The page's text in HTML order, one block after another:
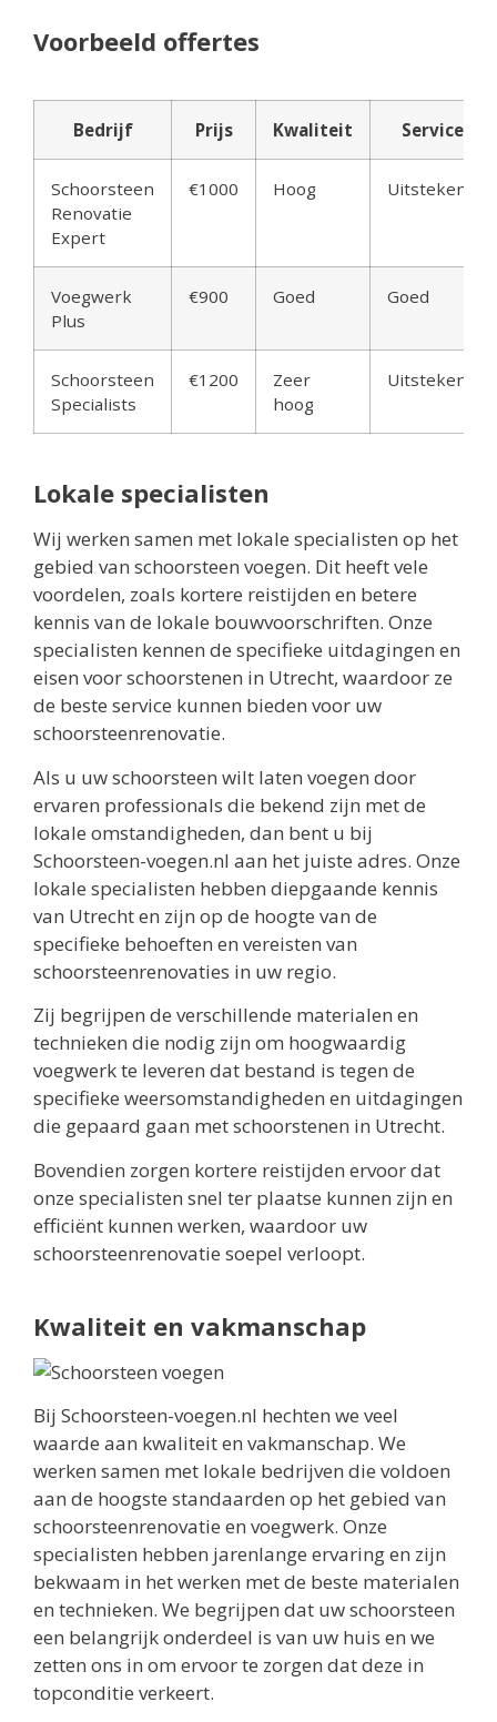
Voorbeeld offertes
Bedrijf Prijs Kwaliteit Service
Schoorsteen
Renovatie
Expert
€1000 Hoog Uitstekend
Voegwerk
Plus
€900 Goed Goed
Schoorsteen
Specialists
€1200
Zeer
hoog
Uitstekend
Lokale specialisten
Wij werken samen met lokale specialisten op het
gebied van schoorsteen voegen. Dit heeft vele
voordelen, zoals kortere reistijden en betere
kennis van de lokale bouwvoorschriften. Onze
specialisten kennen de specifieke uitdagingen en
eisen voor schoorstenen in Utrecht, waardoor ze
de beste service kunnen bieden voor uw
schoorsteenrenovatie.
Als u uw schoorsteen wilt laten voegen door
ervaren professionals die bekend zijn met de
lokale omstandigheden, dan bent u bij
Schoorsteen-voegen.nl aan het juiste adres. Onze
lokale specialisten hebben diepgaande kennis
van Utrecht en zijn op de hoogte van de
specifieke behoeften en vereisten van
schoorsteenrenovaties in uw regio.
Zij begrijpen de verschillende materialen en
technieken die nodig zijn om hoogwaardig
voegwerk te leveren dat bestand is tegen de
specifieke weersomstandigheden en uitdagingen
die gepaard gaan met schoorstenen in Utrecht.
Bovendien zorgen kortere reistijden ervoor dat
onze specialisten snel ter plaatse kunnen zijn en
efficiënt kunnen werken, waardoor uw
schoorsteenrenovatie soepel verloopt.
Kwaliteit en vakmanschap
Bij Schoorsteen-voegen.nl hechten we veel
waarde aan kwaliteit en vakmanschap. We
werken samen met lokale bedrijven die voldoen
aan de hoogste standaarden op het gebied van
schoorsteenrenovatie en voegwerk. Onze
specialisten hebben jarenlange ervaring en zijn
bekwaam in het werken met de beste materialen
en technieken. We begrijpen dat uw schoorsteen
een belangrijk onderdeel is van uw huis en we
zetten ons in om ervoor te zorgen dat deze in
topconditie verkeert.